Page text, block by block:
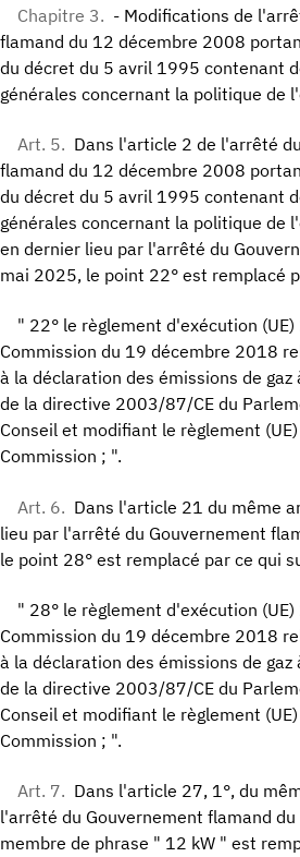
Chapitre 3. - Modifications de
flamand du 12 décembre 2008
du décret du 5 avril 1995 contenant
générales concernant la politique de
Art. 5. Dans l'article 2 de l'arrêté
flamand du 12 décembre 2008
du décret du 5 avril 1995 contenant
générales concernant la politique de
en dernier lieu par l'arrêté du
mai 2025, le point 22° est remplacé
" 22° le règlement d'exécution
Commission du 19 décembre 2018
à la déclaration des émissions de
de la directive 2003/87/CE du
Conseil et modifiant le règlement
Commission ; ".
Art. 6. Dans l'article 21 du même
lieu par l'arrêté du Gouvernement
le point 28° est remplacé par ce qui
" 28° le règlement d'exécution
Commission du 19 décembre 2018
à la déclaration des émissions de
de la directive 2003/87/CE du
Conseil et modifiant le règlement
Commission ; ".
Art. 7. Dans l'article 27, 1°, du
l'arrêté du Gouvernement flamand
membre de phrase " 12 kW " est